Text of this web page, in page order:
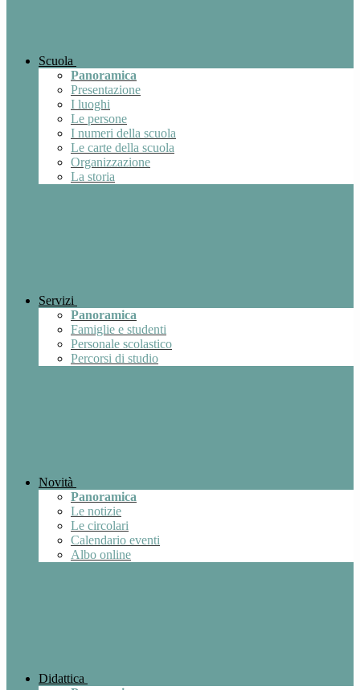
Scuola
Panoramica
Presentazione
I luoghi
Le persone
I numeri della scuola
Le carte della scuola
Organizzazione
La storia
Servizi
Panoramica
Famiglie e studenti
Personale scolastico
Percorsi di studio
Novità
Panoramica
Le notizie
Le circolari
Calendario eventi
Albo online
Didattica